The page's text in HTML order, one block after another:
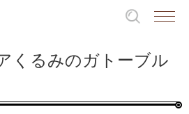
くるみのガトーブル